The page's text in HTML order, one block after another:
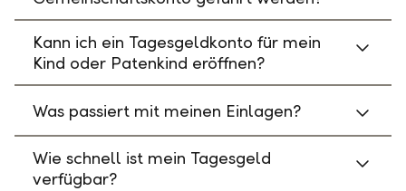
Kann ich ein Tagesgeldkonto für mein
Kind oder Patenkind eröffnen?
Was passiert mit meinen Einlagen?
Wie schnell ist mein Tagesgeld
verfügbar?